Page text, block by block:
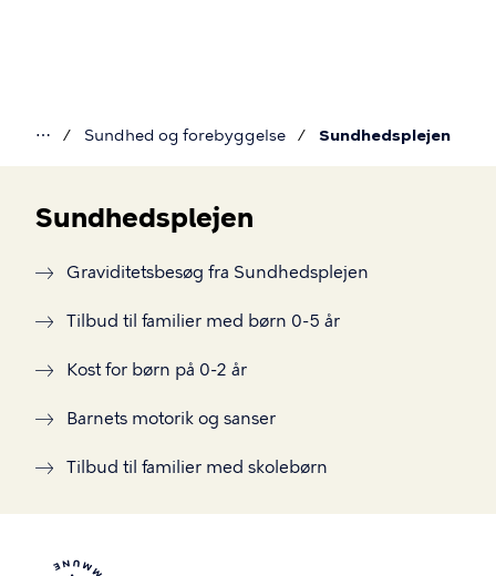
her
⋯ Sundhed og forebyggelse Sundhedsplejen
Sundhedsplejen
Sundhedsplejen
Graviditetsbesøg fra Sundhedsplejen
Tilbud til familier med børn 0-5 år
Kost for børn på 0-2 år
Barnets motorik og sanser
Tilbud til familier med skolebørn